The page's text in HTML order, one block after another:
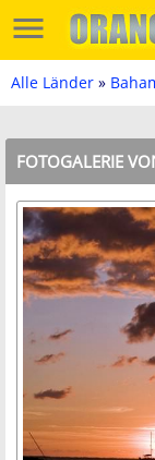
Alle Länder »
FOTOGALERIE